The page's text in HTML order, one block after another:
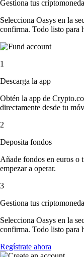
Gestiona tus
Selecciona Oasys en la
confirma. Todo listo para
1
Descarga la app
Obtén la app de
directamente desde tu
2
Deposita fondos
Añade fondos en euros o
empezar a operar.
3
Gestiona tus
Selecciona Oasys en la
confirma. Todo listo para
Regístrate ahora